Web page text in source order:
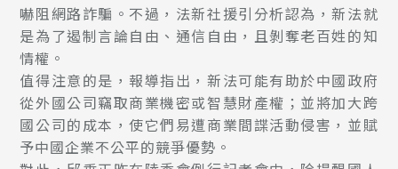
嚇阻網路詐騙。不過，法新社援引分析認為，新法就
是為了遏制言論自由、通信自由，且剝奪老百姓的知
情權。
值得注意的是，報導指出，新法可能有助於中國政府
從外國公司竊取商業機密或智慧財產權；並將加大跨
國公司的成本，使它們易遭商業間諜活動侵害，並賦
予中國企業不公平的競爭優勢。